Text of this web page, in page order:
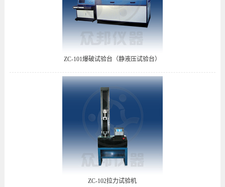
ZC-101爆破试验台（静液压试验台）
ZC-102拉力试验机